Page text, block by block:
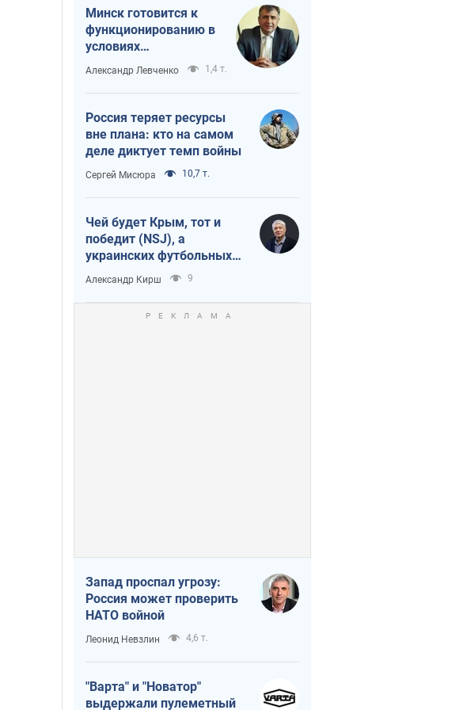
Минск готовится к
функционированию в
условиях
масштабного
военного кризиса
Александр Левченко 1,4 т.
Россия теряет ресурсы
вне плана: кто на самом
деле диктует темп войны
Сергей Мисюра 10,7 т.
Чей будет Крым, тот и
победит (NSJ), а
украинских футбольных
чиновников могут
назвать убийцами
Александр Кирш 9
Запад проспал угрозу:
Россия может проверить
НАТО войной
Леонид Невзлин 4,6 т.
"Варта" и "Новатор"
выдержали пулеметный